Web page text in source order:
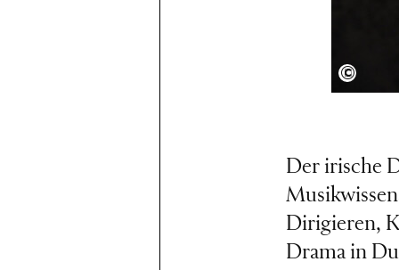
Der irische
Dirigieren,
Drama in